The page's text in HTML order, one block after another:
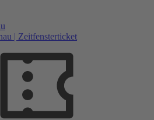
| Zeitfensterticket